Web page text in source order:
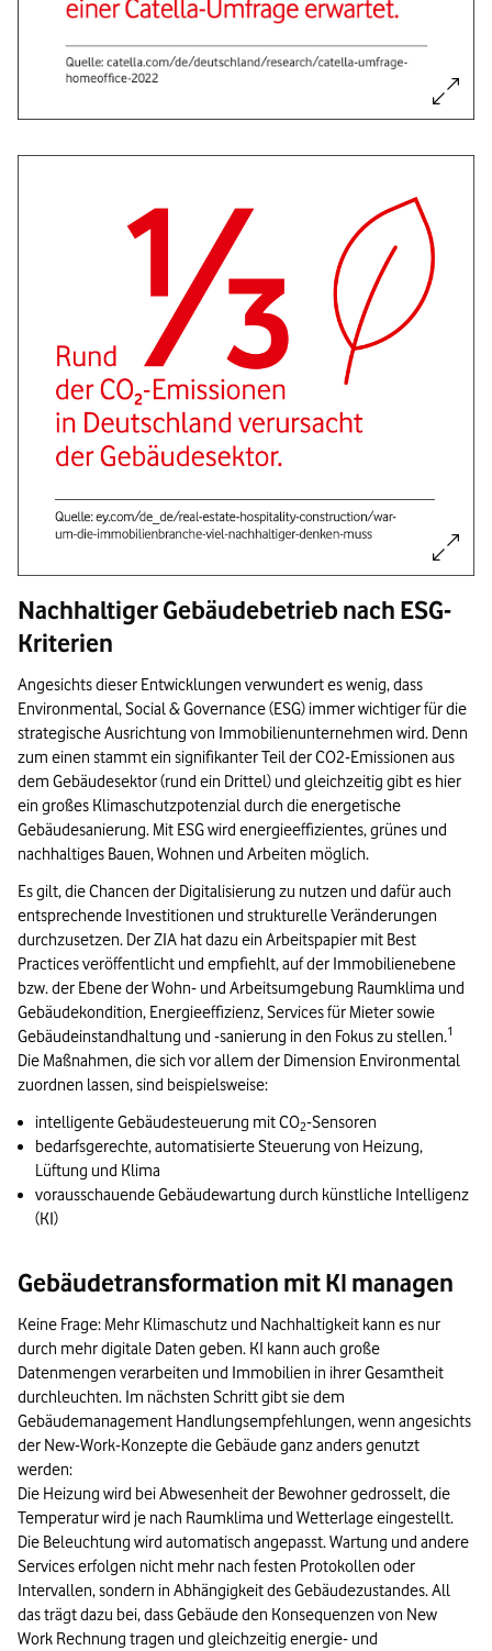
Bild vergrößern:
Nachhaltiger Gebäudebetrieb nach ESG-
Kriterien
Angesichts dieser Entwicklungen verwundert es wenig, dass
Environmental, Social & Governance (ESG) immer wichtiger für die
strategische Ausrichtung von Immobilienunternehmen wird. Denn
zum einen stammt ein signifikanter Teil der CO2-Emissionen aus
dem Gebäudesektor (rund ein Drittel) und gleichzeitig gibt es hier
ein großes Klimaschutzpotenzial durch die energetische
Gebäudesanierung. Mit ESG wird energieeffizientes, grünes und
nachhaltiges Bauen, Wohnen und Arbeiten möglich.
Es gilt, die Chancen der Digitalisierung zu nutzen und dafür auch
entsprechende Investitionen und strukturelle Veränderungen
durchzusetzen. Der ZIA hat dazu ein Arbeitspapier mit Best
Practices veröffentlicht und empfiehlt, auf der Immobilienebene
bzw. der Ebene der Wohn- und Arbeitsumgebung Raumklima und
Gebäudekondition, Energieeffizienz, Services für Mieter sowie
Gebäudeinstandhaltung und -sanierung in den Fokus zu stellen.1
Die Maßnahmen, die sich vor allem der Dimension Environmental
zuordnen lassen, sind beispielsweise:
intelligente Gebäudesteuerung mit CO2-Sensoren
bedarfsgerechte, automatisierte Steuerung von Heizung,
Lüftung und Klima
vorausschauende Gebäudewartung durch künstliche Intelligenz
(KI)
Gebäudetransformation mit KI managen
Keine Frage: Mehr Klimaschutz und Nachhaltigkeit kann es nur
durch mehr digitale Daten geben. KI kann auch große
Datenmengen verarbeiten und Immobilien in ihrer Gesamtheit
durchleuchten. Im nächsten Schritt gibt sie dem
Gebäudemanagement Handlungsempfehlungen, wenn angesichts
der New-Work-Konzepte die Gebäude ganz anders genutzt
werden:
Die Heizung wird bei Abwesenheit der Bewohner gedrosselt, die
Temperatur wird je nach Raumklima und Wetterlage eingestellt.
Die Beleuchtung wird automatisch angepasst. Wartung und andere
Services erfolgen nicht mehr nach festen Protokollen oder
Intervallen, sondern in Abhängigkeit des Gebäudezustandes. All
das trägt dazu bei, dass Gebäude den Konsequenzen von New
Work Rechnung tragen und gleichzeitig energie- und